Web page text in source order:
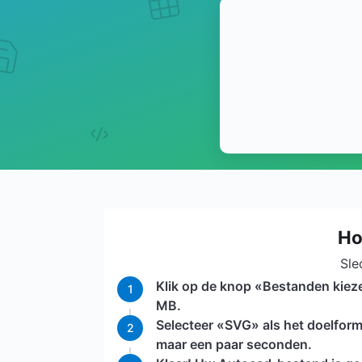
1
Klik op de knop «Bestanden
MB.
2
Selecteer «SVG» als het
maar een paar seconden.